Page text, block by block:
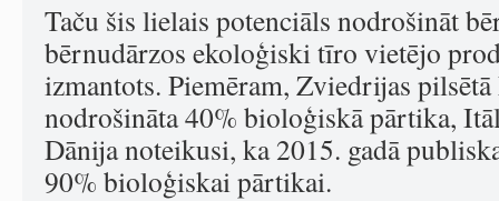
Taču šis lielais potenciāls nodrošināt
bērnudārzos ekoloģiski tīro vietējo
izmantots. Piemēram, Zviedrijas
nodrošināta 40% bioloģiskā pārtika,
Dānija noteikusi, ka 2015. gadā
90% bioloģiskai pārtikai.